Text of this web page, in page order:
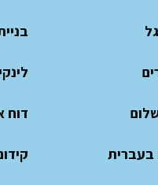
בעברית
דוח